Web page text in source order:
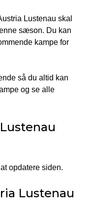
Lustenau skal
sæson. Du kan
kampe for
så du altid kan
og se alle
opdatere siden.
Lustenau